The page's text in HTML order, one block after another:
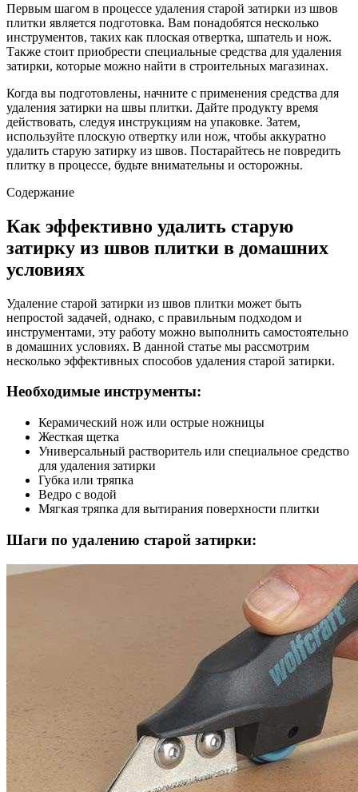
Первым шагом в процессе удаления старой затирки из швов
плитки является подготовка. Вам понадобятся несколько
инструментов, таких как плоская отвертка, шпатель и нож.
Также стоит приобрести специальные средства для удаления
затирки, которые можно найти в строительных магазинах.
Когда вы подготовлены, начните с применения средства для
удаления затирки на швы плитки. Дайте продукту время
действовать, следуя инструкциям на упаковке. Затем,
используйте плоскую отвертку или нож, чтобы аккуратно
удалить старую затирку из швов. Постарайтесь не повредить
плитку в процессе, будьте внимательны и осторожны.
Содержание
Как эффективно удалить старую
затирку из швов плитки в домашних
условиях
Удаление старой затирки из швов плитки может быть
непростой задачей, однако, с правильным подходом и
инструментами, эту работу можно выполнить самостоятельно
в домашних условиях. В данной статье мы рассмотрим
несколько эффективных способов удаления старой затирки.
Необходимые инструменты:
Керамический нож или острые ножницы
Жесткая щетка
Универсальный растворитель или специальное средство
для удаления затирки
Губка или тряпка
Ведро с водой
Мягкая тряпка для вытирания поверхности плитки
Шаги по удалению старой затирки: